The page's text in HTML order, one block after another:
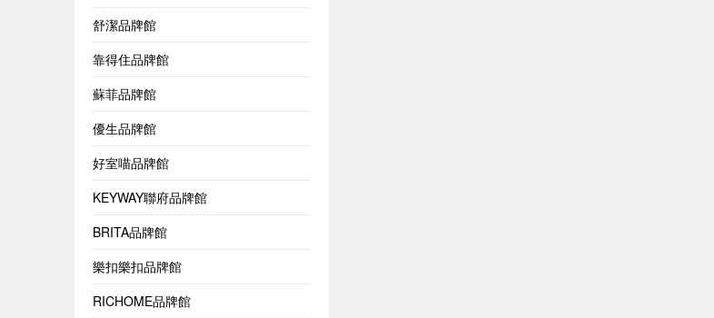
舒潔品牌館
靠得住品牌館
蘇菲品牌館
優生品牌館
好室喵品牌館
KEYWAY聯府品牌館
BRITA品牌館
樂扣樂扣品牌館
RICHOME品牌館